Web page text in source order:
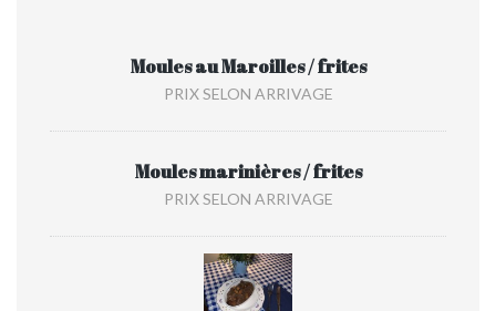
Moules au Maroilles / frites
PRIX SELON ARRIVAGE
Moules marinières / frites
PRIX SELON ARRIVAGE